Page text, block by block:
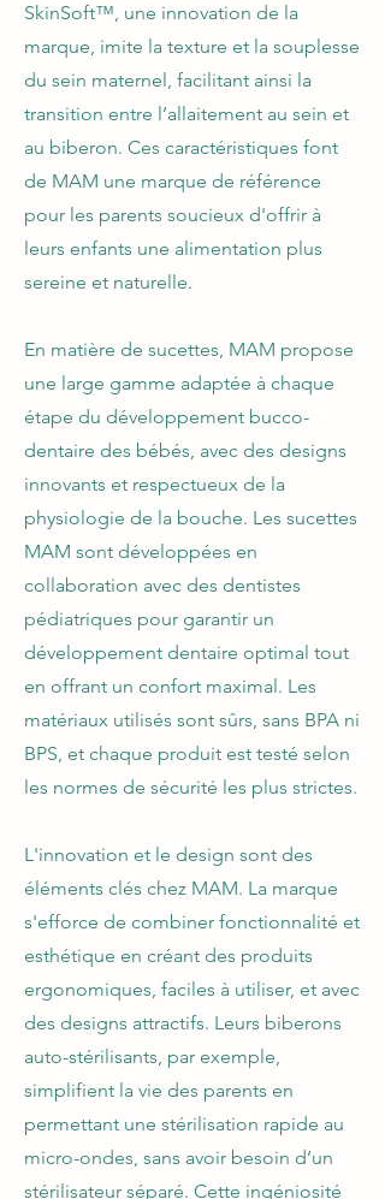
SkinSoft™, une innovation de la
marque, imite la texture et la souplesse
du sein maternel, facilitant ainsi la
transition entre l’allaitement au sein et
au biberon. Ces caractéristiques font
de MAM une marque de référence
pour les parents soucieux d'offrir à
leurs enfants une alimentation plus
sereine et naturelle.
En matière de sucettes, MAM propose
une large gamme adaptée à chaque
étape du développement bucco-
dentaire des bébés, avec des designs
innovants et respectueux de la
physiologie de la bouche. Les sucettes
MAM sont développées en
collaboration avec des dentistes
pédiatriques pour garantir un
développement dentaire optimal tout
en offrant un confort maximal. Les
matériaux utilisés sont sûrs, sans BPA ni
BPS, et chaque produit est testé selon
les normes de sécurité les plus strictes.
L'innovation et le design sont des
éléments clés chez MAM. La marque
s'efforce de combiner fonctionnalité et
esthétique en créant des produits
ergonomiques, faciles à utiliser, et avec
des designs attractifs. Leurs biberons
auto-stérilisants, par exemple,
simplifient la vie des parents en
permettant une stérilisation rapide au
micro-ondes, sans avoir besoin d’un
stérilisateur séparé. Cette ingéniosité